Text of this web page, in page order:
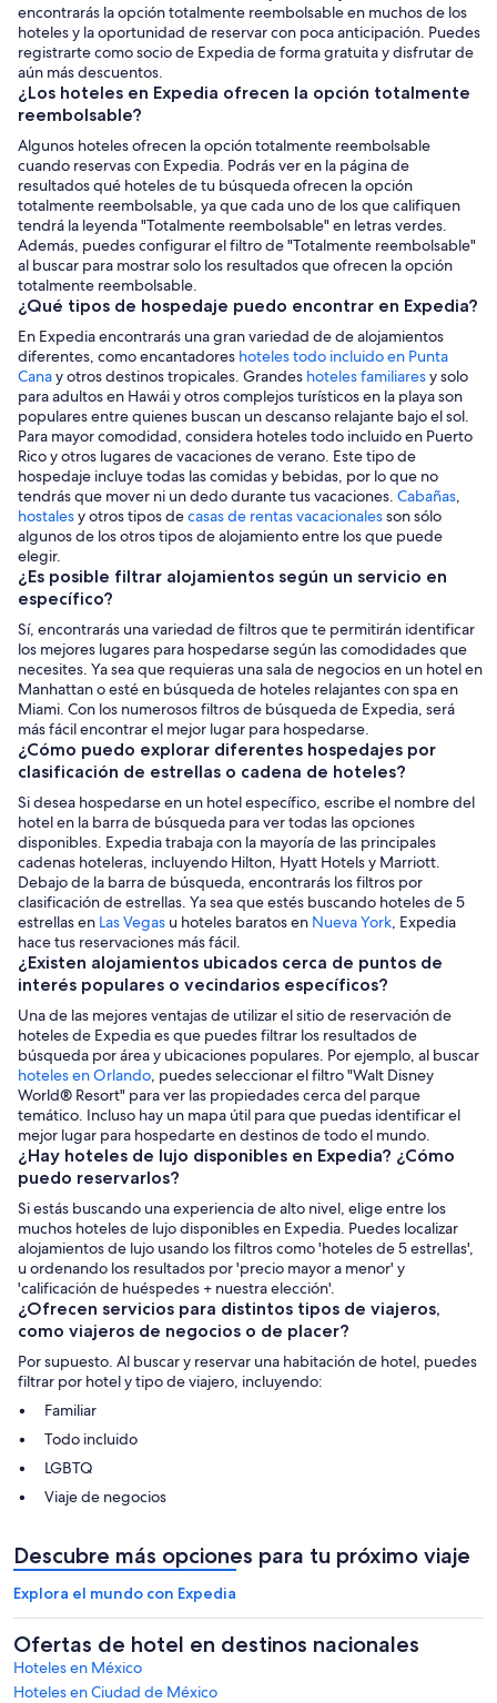
encontrarás la opción totalmente reembolsable en muchos de los
hoteles y la oportunidad de reservar con poca anticipación. Puedes
registrarte como socio de Expedia de forma gratuita y disfrutar de
aún más descuentos.
¿Los hoteles en Expedia ofrecen la opción totalmente
reembolsable?
Algunos hoteles ofrecen la opción totalmente reembolsable
cuando reservas con Expedia. Podrás ver en la página de
resultados qué hoteles de tu búsqueda ofrecen la opción
totalmente reembolsable, ya que cada uno de los que califiquen
tendrá la leyenda "Totalmente reembolsable" en letras verdes.
Además, puedes configurar el filtro de "Totalmente reembolsable"
al buscar para mostrar solo los resultados que ofrecen la opción
totalmente reembolsable.
¿Qué tipos de hospedaje puedo encontrar en Expedia?
En Expedia encontrarás una gran variedad de de alojamientos
diferentes, como encantadores hoteles todo incluido en Punta
Canay otros destinos tropicales. Grandes hoteles familiaresy solo
para adultos en Hawái y otros complejos turísticos en la playa son
populares entre quienes buscan un descanso relajante bajo el sol.
Para mayor comodidad, considera hoteles todo incluido en Puerto
Rico y otros lugares de vacaciones de verano. Este tipo de
hospedaje incluye todas las comidas y bebidas, por lo que no
tendrás que mover ni un dedo durante tus vacaciones. Cabañas,
hostalesy otros tipos decasas de rentas vacacionalesson sólo
algunos de los otros tipos de alojamiento entre los que puede
elegir.
¿Es posible filtrar alojamientos según un servicio en
específico?
Sí, encontrarás una variedad de filtros que te permitirán identificar
los mejores lugares para hospedarse según las comodidades que
necesites. Ya sea que requieras una sala de negocios en un hotel en
Manhattan o esté en búsqueda de hoteles relajantes con spa en
Miami. Con los numerosos filtros de búsqueda de Expedia, será
más fácil encontrar el mejor lugar para hospedarse.
¿Cómo puedo explorar diferentes hospedajes por
clasificación de estrellas o cadena de hoteles?
Si desea hospedarse en un hotel específico, escribe el nombre del
hotel en la barra de búsqueda para ver todas las opciones
disponibles. Expedia trabaja con la mayoría de las principales
cadenas hoteleras, incluyendo Hilton, Hyatt Hotels y Marriott.
Debajo de la barra de búsqueda, encontrarás los filtros por
clasificación de estrellas. Ya sea que estés buscando hoteles de 5
estrellas en Las Vegas u hoteles baratos en Nueva York, Expedia
hace tus reservaciones más fácil.
¿Existen alojamientos ubicados cerca de puntos de
interés populares o vecindarios específicos?
Una de las mejores ventajas de utilizar el sitio de reservación de
hoteles de Expedia es que puedes filtrar los resultados de
búsqueda por área y ubicaciones populares. Por ejemplo, al buscar
hoteles en Orlando, puedes seleccionar el filtro "Walt Disney
World® Resort" para ver las propiedades cerca del parque
temático. Incluso hay un mapa útil para que puedas identificar el
mejor lugar para hospedarte en destinos de todo el mundo.
¿Hay hoteles de lujo disponibles en Expedia? ¿Cómo
puedo reservarlos?
Si estás buscando una experiencia de alto nivel, elige entre los
muchos hoteles de lujo disponibles en Expedia. Puedes localizar
alojamientos de lujo usando los filtros como 'hoteles de 5 estrellas',
u ordenando los resultados por 'precio mayor a menor' y
'calificación de huéspedes + nuestra elección'.
¿Ofrecen servicios para distintos tipos de viajeros,
como viajeros de negocios o de placer?
Por supuesto. Al buscar y reservar una habitación de hotel, puedes
filtrar por hotel y tipo de viajero, incluyendo:
Familiar
Todo incluido
LGBTQ
Viaje de negocios
Descubre más opciones para tu próximo viaje
Explora el mundo con Expedia
Ofertas de hotel en destinos nacionales
Hoteles en México
Hoteles en Ciudad de México